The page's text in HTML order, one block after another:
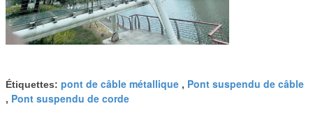
Étiquettes: pont de câble métallique , Pont suspendu de câble
, Pont suspendu de corde